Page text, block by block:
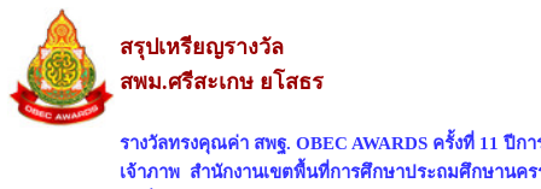
สรุปเหรียญรางวัล
สพม.ศรีสะเกษ ยโสธร
รางวัลทรงคุณค่า สพฐ. OBEC AWARDS ครั้งที่ 11 ปี
เจ้าภาพ สำนักงานเขตพื้นที่การศึกษาประถมศึกษานคร